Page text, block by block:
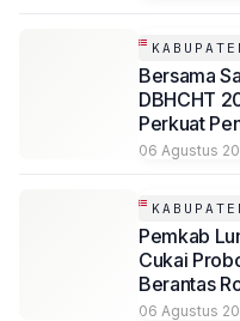
Bersama
DBHCHT
Perkuat
Rokok
06 Agustus
Pemkab
Cukai
Berantas
06 Agustus